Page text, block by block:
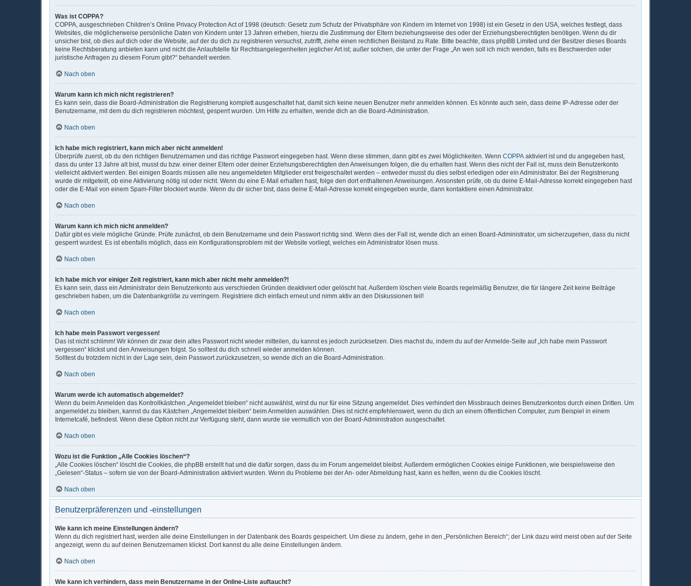
Was ist COPPA?
COPPA, ausgeschrieben Children’s Online Privacy Protection Act of 1998 (deutsch: Gesetz zum Schutz der Privatsphäre von Kindern im Internet von 1998) ist ein Gesetz in den USA, welches festlegt, dass
Websites, die möglicherweise persönliche Daten von Kindern unter 13 Jahren erheben, hierzu die Zustimmung der Eltern beziehungsweise des oder der Erziehungsberechtigten benötigen. Wenn du dir
unsicher bist, ob dies auf dich oder die Website, auf der du dich zu registrieren versuchst, zutrifft, ziehe einen rechtlichen Beistand zu Rate. Bitte beachte, dass phpBB Limited und der Besitzer dieses Boards
keine Rechtsberatung anbieten kann und nicht die Anlaufstelle für Rechtsangelegenheiten jeglicher Art ist; außer solchen, die unter der Frage „An wen soll ich mich wenden, falls es Beschwerden oder
juristische Anfragen zu diesem Forum gibt?“ behandelt werden.
Nach oben
Warum kann ich mich nicht registrieren?
Es kann sein, dass die Board-Administration die Registrierung komplett ausgeschaltet hat, damit sich keine neuen Benutzer mehr anmelden können. Es könnte auch sein, dass deine IP-Adresse oder der
Benutzername, mit dem du dich registrieren möchtest, gesperrt wurden. Um Hilfe zu erhalten, wende dich an die Board-Administration.
Nach oben
Ich habe mich registriert, kann mich aber nicht anmelden!
Überprüfe zuerst, ob du den richtigen Benutzernamen und das richtige Passwort eingegeben hast. Wenn diese stimmen, dann gibt es zwei Möglichkeiten. Wenn COPPA aktiviert ist und du angegeben hast,
dass du unter 13 Jahre alt bist, musst du bzw. einer deiner Eltern oder deiner Erziehungsberechtigten den Anweisungen folgen, die du erhalten hast. Wenn dies nicht der Fall ist, muss dein Benutzerkonto
vielleicht aktiviert werden. Bei einigen Boards müssen alle neu angemeldeten Mitglieder erst freigeschaltet werden – entweder musst du dies selbst erledigen oder ein Administrator. Bei der Registrierung
wurde dir mitgeteilt, ob eine Aktivierung nötig ist oder nicht. Wenn du eine E-Mail erhalten hast, folge den dort enthaltenen Anweisungen. Ansonsten prüfe, ob du deine E-Mail-Adresse korrekt eingegeben hast
oder die E-Mail von einem Spam-Filter blockiert wurde. Wenn du dir sicher bist, dass deine E-Mail-Adresse korrekt eingegeben wurde, dann kontaktiere einen Administrator.
Nach oben
Warum kann ich mich nicht anmelden?
Dafür gibt es viele mögliche Gründe. Prüfe zunächst, ob dein Benutzername und dein Passwort richtig sind. Wenn dies der Fall ist, wende dich an einen Board-Administrator, um sicherzugehen, dass du nicht
gesperrt wurdest. Es ist ebenfalls möglich, dass ein Konfigurationsproblem mit der Website vorliegt, welches ein Administrator lösen muss.
Nach oben
Ich habe mich vor einiger Zeit registriert, kann mich aber nicht mehr anmelden?!
Es kann sein, dass ein Administrator dein Benutzerkonto aus verschieden Gründen deaktiviert oder gelöscht hat. Außerdem löschen viele Boards regelmäßig Benutzer, die für längere Zeit keine Beiträge
geschrieben haben, um die Datenbankgröße zu verringern. Registriere dich einfach erneut und nimm aktiv an den Diskussionen teil!
Nach oben
Ich habe mein Passwort vergessen!
Das ist nicht schlimm! Wir können dir zwar dein altes Passwort nicht wieder mitteilen, du kannst es jedoch zurücksetzen. Dies machst du, indem du auf der Anmelde-Seite auf „Ich habe mein Passwort
vergessen“ klickst und den Anweisungen folgst. So solltest du dich schnell wieder anmelden können.
Solltest du trotzdem nicht in der Lage sein, dein Passwort zurückzusetzen, so wende dich an die Board-Administration.
Nach oben
Warum werde ich automatisch abgemeldet?
Wenn du beim Anmelden das Kontrollkästchen „Angemeldet bleiben“ nicht auswählst, wirst du nur für eine Sitzung angemeldet. Dies verhindert den Missbrauch deines Benutzerkontos durch einen Dritten. Um
angemeldet zu bleiben, kannst du das Kästchen „Angemeldet bleiben“ beim Anmelden auswählen. Dies ist nicht empfehlenswert, wenn du dich an einem öffentlichen Computer, zum Beispiel in einem
Internetcafé, befindest. Wenn diese Option nicht zur Verfügung steht, dann wurde sie vermutlich von der Board-Administration ausgeschaltet.
Nach oben
Wozu ist die Funktion „Alle Cookies löschen“?
„Alle Cookies löschen“ löscht die Cookies, die phpBB erstellt hat und die dafür sorgen, dass du im Forum angemeldet bleibst. Außerdem ermöglichen Cookies einige Funktionen, wie beispielsweise den
„Gelesen“-Status – sofern sie von der Board-Administration aktiviert wurden. Wenn du Probleme bei der An- oder Abmeldung hast, kann es helfen, wenn du die Cookies löscht.
Nach oben
Benutzerpräferenzen und -einstellungen
Wie kann ich meine Einstellungen ändern?
Wenn du dich registriert hast, werden alle deine Einstellungen in der Datenbank des Boards gespeichert. Um diese zu ändern, gehe in den „Persönlichen Bereich“; der Link dazu wird meist oben auf der Seite
angezeigt, wenn du auf deinen Benutzernamen klickst. Dort kannst du alle deine Einstellungen ändern.
Nach oben
Wie kann ich verhindern, dass mein Benutzername in der Online-Liste auftaucht?